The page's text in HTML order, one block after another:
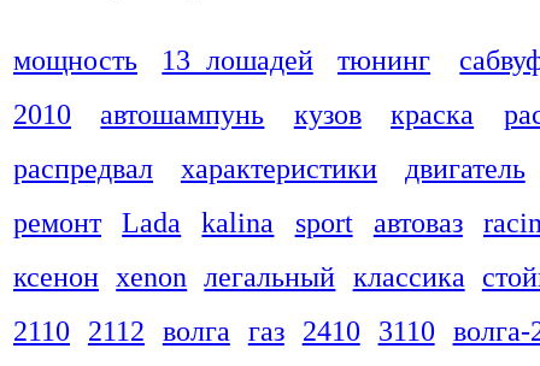
мощность 13 лошадей тюнинг
2010
автошампунь кузов краска
распредвал
характеристики
двигатель
ремонт
Lada kalina sport автоваз
ксенон xenon легальный классика
2110
2112 волга газ 2410 3110 волга-